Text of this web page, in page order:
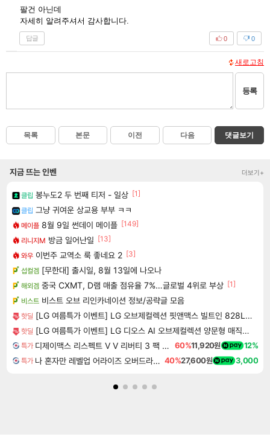
팔건 아닌데
자세히 알려주셔서 감사합니다.
답글 0
0
새로고침
등록
목록 본문 이전 다음 댓글보기
지금 뜨는 인벤 더보기+
클립 봉누도2 두 번째 티저 - 일상 [1]
클립 그냥 귀여운 상교용 부부 ㅋㅋ
메이플 8월 9일 썬데이 메이플 [149]
리니지M 방금 일어난일 [13]
와우 이번주 교역소 룩 좋네요 2 [3]
섭컬겜 [무한대] 출시일, 8월 13일에 나오나
해외겜 중국 CXMT, D램 매출 점유율 7%…글로벌 4위로 부상 [1]
비스트 비스트 오브 리인카네이션 정보/공략글 모음
핫딜 [LG 여름특가 이벤트] LG 오브제컬렉션 핏앤맥스 빌트인 828L 에센셜 화이트
핫딜 [LG 여름특가 이벤트] LG 디오스 AI 오브제컬렉션 양문형 매직스페이스 2도어 냉장고
특가 디제이맥스 리스펙트 V V 리버티 3 팩 DJMAX RESPECT V V Liberty 3 Pack DLC 60%11,920원 12%
특가 나 혼자만 레벨업 어라이즈 오버드라이브 Solo Leveling Arise 40%27,600원 3,000